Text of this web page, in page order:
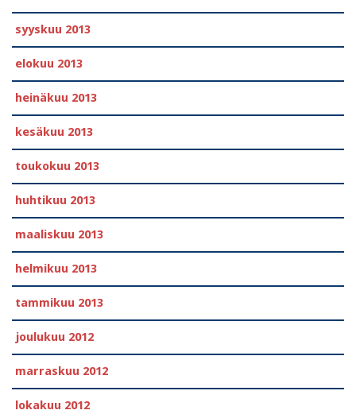
syyskuu 2013
elokuu 2013
heinäkuu 2013
kesäkuu 2013
toukokuu 2013
huhtikuu 2013
maaliskuu 2013
helmikuu 2013
tammikuu 2013
joulukuu 2012
marraskuu 2012
lokakuu 2012